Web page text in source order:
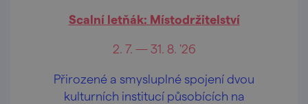
Scalní letňák: Místodržitelství
2. 7. — 31. 8. '26
Přirozené a smysluplné spojení dvou
kulturních institucí působících na